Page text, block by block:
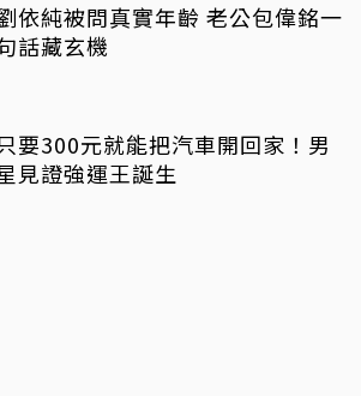
依純被問真實年齡 老公包偉銘一
話藏玄機
要300元就能把汽車開回家！男
見證強運王誕生